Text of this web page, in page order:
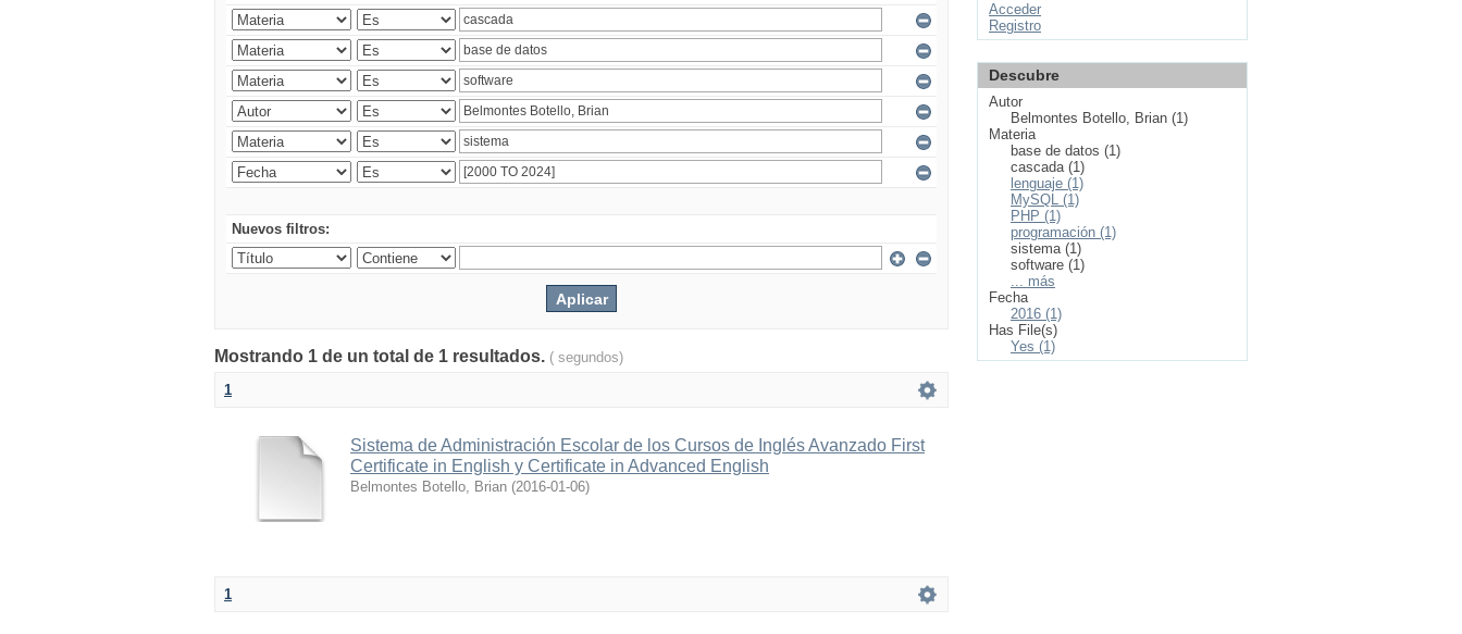
Nuevos filtros:
Mostrando 1 de un total de 1 resultados. ( segundos)
1
Sistema de Administración Escolar de los Cursos de Inglés Avanzado First
Certificate in English y Certificate in Advanced English
Belmontes Botello, Brian (2016-01-06)
1
Acceder
Registro
Descubre
Autor
Belmontes Botello, Brian (1)
Materia
base de datos (1)
cascada (1)
lenguaje (1)
MySQL (1)
PHP (1)
programación (1)
sistema (1)
software (1)
... más
Fecha
2016 (1)
Has File(s)
Yes (1)